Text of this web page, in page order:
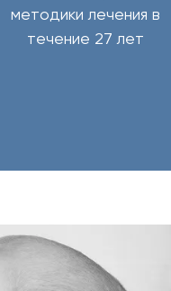
методики лечения в
течение 27 лет